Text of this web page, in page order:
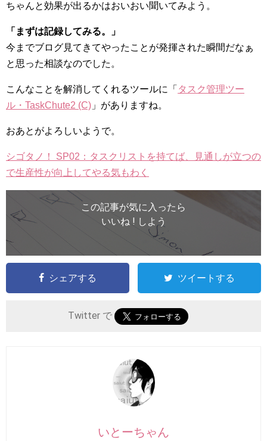
ちゃんと効果が出るかはおいおい聞いてみよう。
「まずは記録してみる。」
今までブログ見てきてやったことが発揮された瞬間だなぁ
と思った相談なのでした。
こんなことを解消してくれるツールに「 タスク管理ツー
ル・TaskChute2 (C) 」がありますね。
おあとがよろしいようで。
シゴタノ！ SP02：タスクリストを持てば、見通しが立つの
で生産性が向上してやる気もわく
この記事が気に入ったら
いいね ! しよう
シェアする ツイートする
Twitter で
いとーちゃん